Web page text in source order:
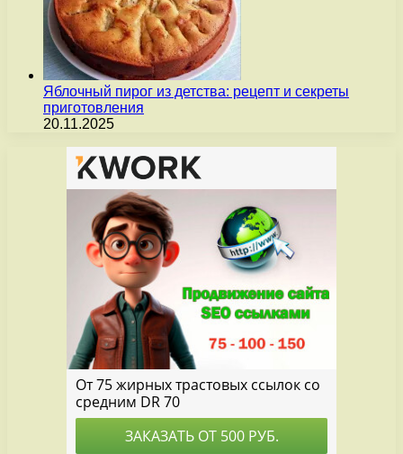
Яблочный пирог из детства: рецепт и секреты
приготовления
20.11.2025